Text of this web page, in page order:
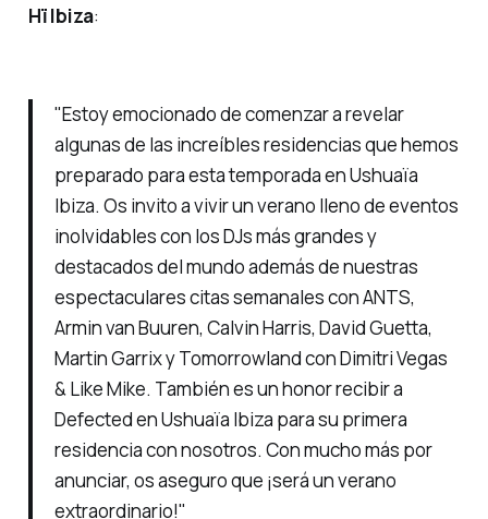
Hï Ibiza:
"Estoy emocionado de comenzar a revelar
algunas de las increíbles residencias que hemos
preparado para esta temporada en Ushuaïa
Ibiza. Os invito a vivir un verano lleno de eventos
inolvidables con los DJs más grandes y
destacados del mundo además de nuestras
espectaculares citas semanales con ANTS,
Armin van Buuren, Calvin Harris, David Guetta,
Martin Garrix y Tomorrowland con Dimitri Vegas
& Like Mike. También es un honor recibir a
Defected en Ushuaïa Ibiza para su primera
residencia con nosotros. Con mucho más por
anunciar, os aseguro que ¡será un verano
extraordinario!"